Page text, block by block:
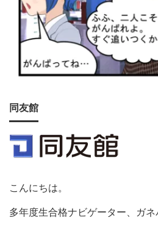
同友館
こんにちは。
多年度生合格ナビゲーター、ガネ